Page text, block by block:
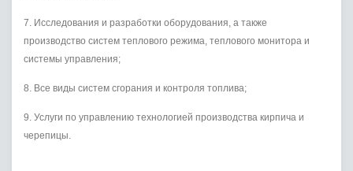
7. Исследования и разработки оборудования, а также
производство систем теплового режима, теплового монитора и
системы управления;
8. Все виды систем сгорания и контроля топлива;
9. Услуги по управлению технологией производства кирпича и
черепицы.